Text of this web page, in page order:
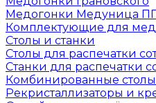
Медогонки Медуница
Комплектующие для
Столы и станки
Столы для распечатки
Станки для распечатки
Комбинированные
Рекристаллизаторы и